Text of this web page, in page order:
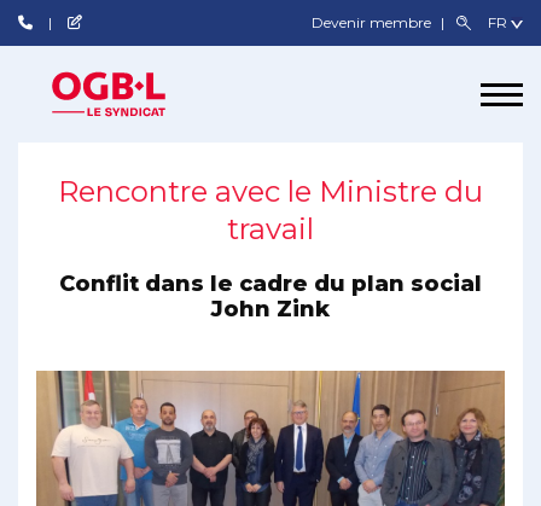
Devenir membre
Rencontre avec le Ministre du
travail
Conflit dans le cadre du plan social
John Zink